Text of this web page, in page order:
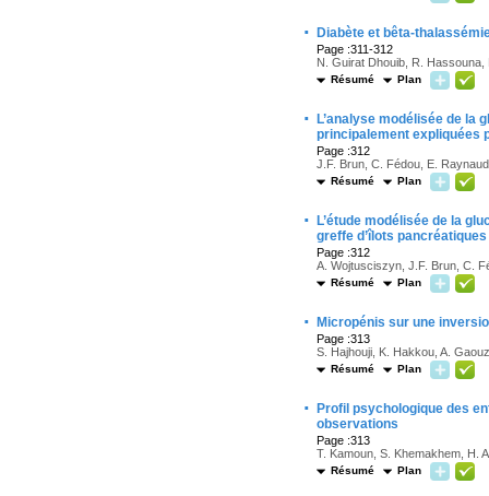
· Diabète et bêta-
Page :311-312
N. Guirat Dhouib, R. Hassouna,
Résumé Plan
·
L’analyse modélisée de la
principalement expliquées
Page :312
J.F. Brun, C. Fédou, E.
Résumé Plan
·
L’étude modélisée de la
greffe d’îlots pancréatiques
Page :312
A. Wojtusciszyn, J.F. Brun, C.
Résumé Plan
· Micropénis sur une
Page :313
S. Hajhouji, K. Hakkou, A.
Résumé Plan
·
Profil psychologique des
observations
Page :313
T. Kamoun, S. Khemakhem, H.
Résumé Plan